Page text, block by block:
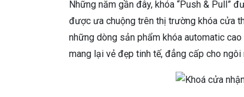
Những năm gần đây, khóa “Push & Pull”
được ưa chuộng trên thị trường khóa cửa
những dòng sản phẩm khóa automatic
mang lại vẻ đẹp tinh tế, đẳng cấp cho ngôi